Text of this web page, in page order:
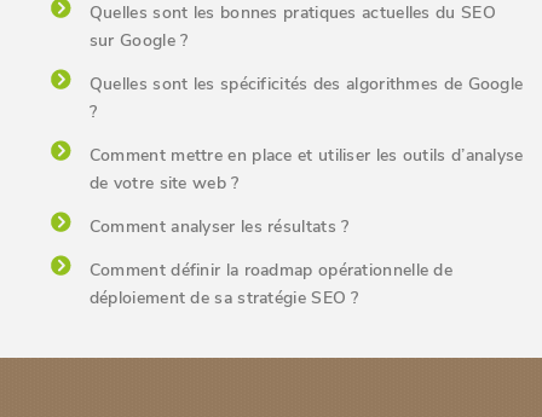
Quelles sont les bonnes pratiques actuelles du SEO
sur Google ?
Quelles sont les spécificités des algorithmes de Google
?
Comment mettre en place et utiliser les outils d’analyse
de votre site web ?
Comment analyser les résultats ?
Comment définir la roadmap opérationnelle de
déploiement de sa stratégie SEO ?